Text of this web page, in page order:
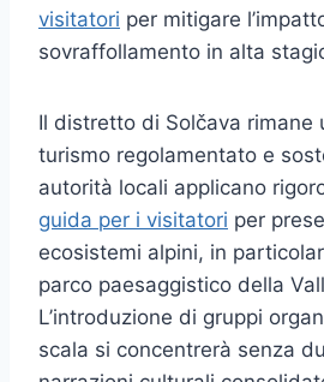
visitatori per mitigare
sovraffollamento in alta
Il distretto di Solčava rimane
turismo regolamentato e
autorità locali applicano
guida per i visitatori per
ecosistemi alpini, in
parco paesaggistico della
L’introduzione di gruppi
scala si concentrerà senza